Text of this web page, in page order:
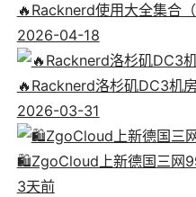
🔥Racknerd使用大全集
2026-04-18
🔥Racknerd洛杉矶DC3机
2026-03-31
🛍️ZgoCloud上新德国三网
3天前